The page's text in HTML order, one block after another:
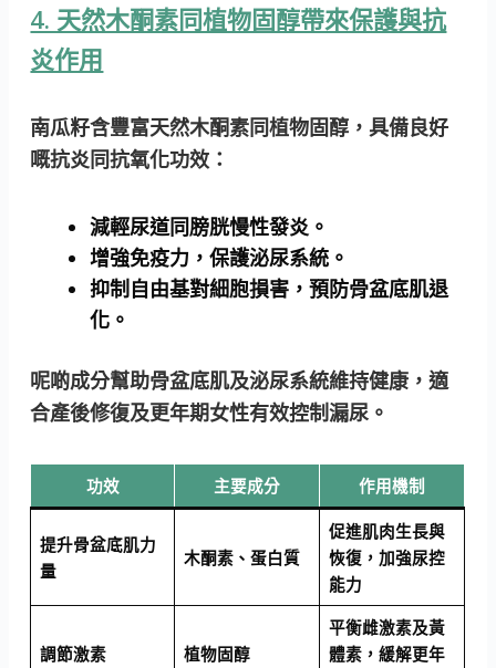
4. 天然木酮素同植物固醇帶來保護與抗
炎作用
南瓜籽含豐富天然木酮素同植物固醇，具備良好
嘅抗炎同抗氧化功效：
減輕尿道同膀胱慢性發炎。
增強免疫力，保護泌尿系統。
抑制自由基對細胞損害，預防骨盆底肌退
化。
呢啲成分幫助骨盆底肌及泌尿系統維持健康，適
合產後修復及更年期女性有效控制漏尿。
功效 主要成分 作用機制
提升骨盆底肌力
量
木酮素、蛋白質
促進肌肉生長與
恢復，加強尿控
能力
調節激素 植物固醇
平衡雌激素及黃
體素，緩解更年